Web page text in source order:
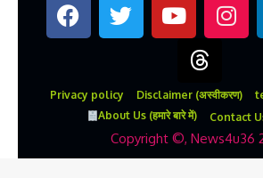
Privacy policy Disclaimer (अस्वीकरण)
About Us (हमारे बारे में)
Contact
Copyright ©, News4u36